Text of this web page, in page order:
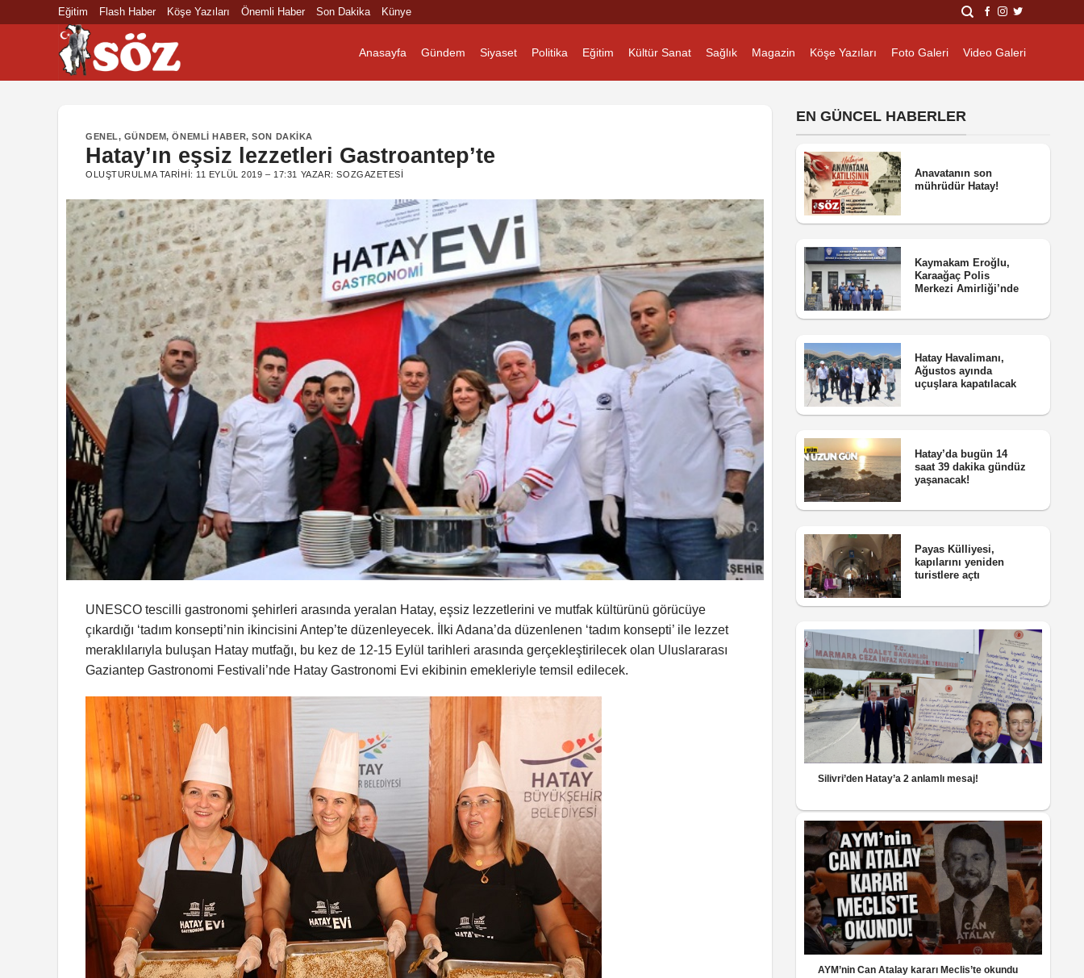
Eğitim Flash Haber Köşe Yazıları Önemli Haber Son Dakika Künye
Anasayfa Gündem Siyaset Politika Eğitim Kültür Sanat Sağlık Magazin Köşe Yazıları Foto Galeri Video Galeri
GENEL, GÜNDEM,ÖNEMLI HABER,SON DAKIKA
Hatay’ın eşsiz lezzetleri Gastroantep’te
OLUŞTURULMA TARIHI: 11 EYLÜL 2019 – 17:31 YAZAR:SOZGAZETESI
UNESCO tescilli gastronomi şehirleri arasında yeralan Hatay, eşsiz lezzetlerini ve mutfak kültürünü görücüye
çıkardığı ‘tadım konsepti’nin ikincisini Antep’te düzenleyecek. İlki Adana’da düzenlenen ‘tadım konsepti’ ile lezzet
meraklılarıyla buluşan Hatay mutfağı, bu kez de 12-15 Eylül tarihleri arasında gerçekleştirilecek olan Uluslararası
Gaziantep Gastronomi Festivali’nde Hatay Gastronomi Evi ekibinin emekleriyle temsil edilecek.
EN GÜNCEL HABERLER
Anavatanın son
mührüdür Hatay!
Kaymakam Eroğlu,
Karaağaç Polis
Merkezi Amirliği’nde
Hatay Havalimanı,
Ağustos ayında
uçuşlara kapatılacak
Hatay’da bugün 14
saat 39 dakika gündüz
yaşanacak!
Payas Külliyesi,
kapılarını yeniden
turistlere açtı
Silivri’den Hatay’a 2 anlamlı mesaj!
AYM’nin Can Atalay kararı Meclis’te okundu